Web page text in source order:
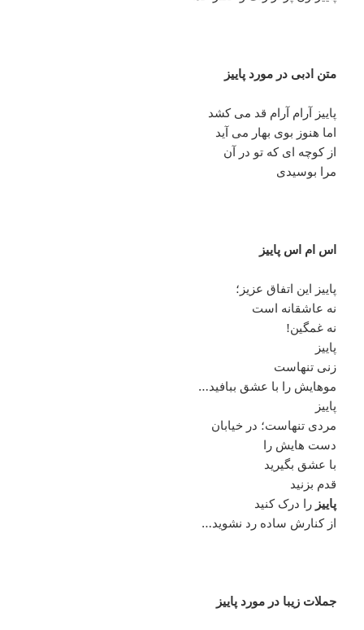
متن ادبی در مورد پاییز
پاییز آرام آرام قد مى کشد
اما هنوز بوى بهار مى آید
از کوچه اى که تو در آن
مرا بوسیدى
اس ام اس پاییز
پاییز این اتفاق عزیز؛
نه عاشقانه است
نه غمگین!
پاییز
زنی تنهاست
موهایش را با عشق ببافید…
پاییز
مردی تنهاست؛ در خیابان
دست هایش را
با عشق بگیرید
قدم بزنید
پاییز را درک کنید
از کنارش ساده رد نشوید…
جملات زیبا در مورد پاییز